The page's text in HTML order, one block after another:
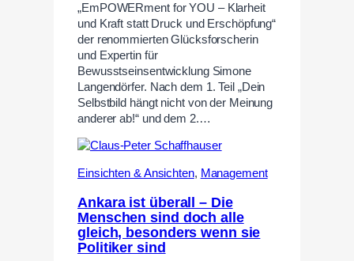
„EmPOWERment for YOU – Klarheit
und Kraft statt Druck und Erschöpfung“
der renommierten Glücksforscherin
und Expertin für
Bewusstseinsentwicklung Simone
Langendörfer. Nach dem 1. Teil „Dein
Selbstbild hängt nicht von der Meinung
anderer ab!“ und dem 2.…
Einsichten & Ansichten, Management
Ankara ist überall – Die
Menschen sind doch alle
gleich, besonders wenn sie
Politiker sind